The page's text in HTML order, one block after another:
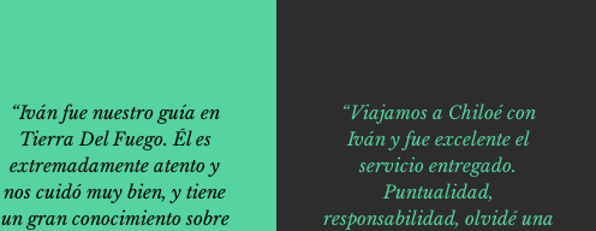
“Iván fue nuestro guía en
Tierra Del Fuego. Él es
extremadamente atento y
nos cuidó muy bien, y tiene
un gran conocimiento sobre
“Viajamos a Chiloé con
Iván y fue excelente el
servicio entregado.
Puntualidad,
responsabilidad, olvidé una